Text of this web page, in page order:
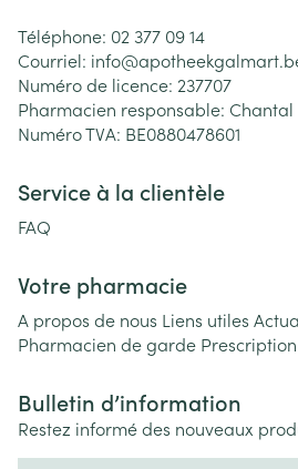
Téléphone: 02 377 09 14
Courriel: info@
Numéro de licence: 237707
Pharmacien responsable:
Numéro TVA: BE0880478601
Service à la clientèle
FAQ
Votre pharmacie
A propos de nous Liens utiles
Pharmacien de garde Prescription
Bulletin d’information
Restez informé des nouveaux